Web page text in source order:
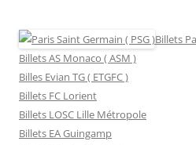
Billets
Billets AS Monaco ( ASM )
Billes Evian TG ( ETGFC )
Billets FC Lorient
Billets LOSC Lille Métropole
Billets EA Guingamp